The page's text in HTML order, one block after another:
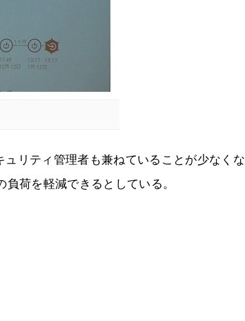
リティ管理者も兼ねていることが少なくな
荷を軽減できるとしている。